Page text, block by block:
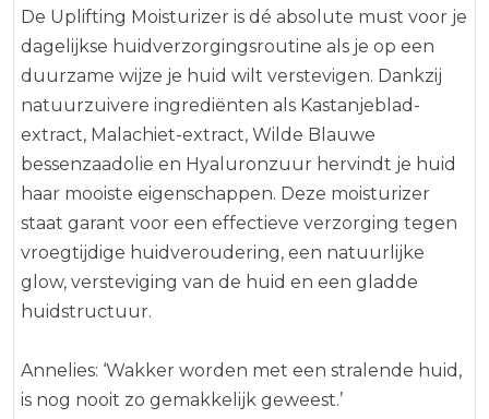
Butter, Simmondsia Chinensis Seed Oil, Squalane,
Glyceryl Stearate, Tocopheryl Acetate, Acacia
Senegal Gum, Hydrolyzed Rhizobian Gum,
Vaccinium Myrtillus Seed Oil, Glycerin, *Benzyl
Alcohol, Xanthan Gum, Cananga Odorata Flower
Oil, Agave Tequilana Leaf Extract, Maltose,
Aesculus Hippocastanum Leaf Extract, Benzoic
Acid, Dehydroacetic Acid, Sucrose Palmitate,
Malachite Extract, Sodium Phytate, Sorbic Acid,
Zingiber Officinale Root Oil, Citric Acid, Glyceryl
Linoleate, Potassium Sorbate, Sodium
Hyaluronate, *Benzyl Benzoate, *Linalool,
*Isoeugenol, **Alcohol
De Uplifting Moisturizer is dé absolute must voor je
dagelijkse huidverzorgingsroutine als je op een
duurzame wijze je huid wilt verstevigen. Dankzij
natuurzuivere ingrediënten als Kastanjeblad-
extract, Malachiet-extract, Wilde Blauwe
bessenzaadolie en Hyaluronzuur hervindt je huid
haar mooiste eigenschappen. Deze moisturizer
staat garant voor een effectieve verzorging tegen
vroegtijdige huidveroudering, een natuurlijke
glow, versteviging van de huid en een gladde
huidstructuur.
Annelies: ‘Wakker worden met een stralende huid,
is nog nooit zo gemakkelijk geweest.’